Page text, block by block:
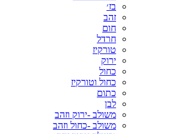
בז׳
זהב
חום
חרדל
טורקיז
ירוק
כחול
כחול וטורקיז
כתום
לבן
משולב -ירוק וזהב
משולב -כחול וזהב